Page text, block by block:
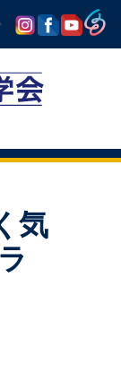
気